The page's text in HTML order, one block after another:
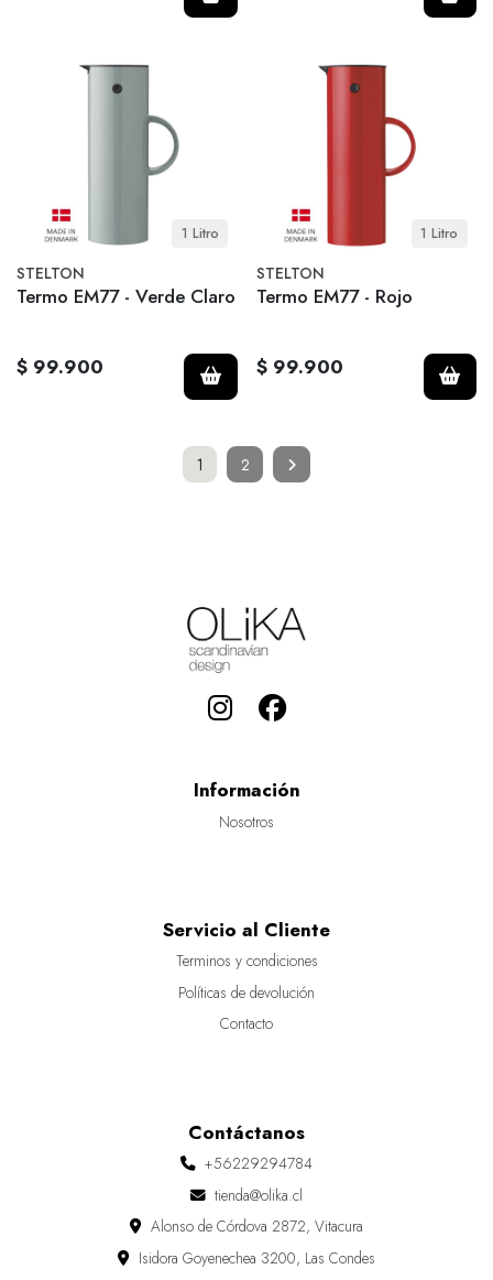
1 Litro
STELTON
Termo EM77 - Verde Claro
$ 99.900
1 Litro
STELTON
Termo EM77 - Rojo
$ 99.900
1 2
Información
Nosotros
Servicio al Cliente
Terminos y condiciones
Políticas de devolución
Contacto
Contáctanos
+56229294784
tienda@olika.cl
Alonso de Córdova 2872, Vitacura
Isidora Goyenechea 3200, Las Condes